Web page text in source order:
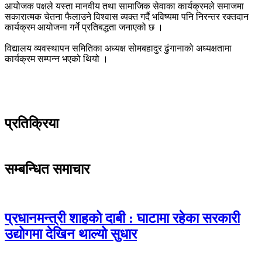
आयोजक पक्षले यस्ता मानवीय तथा सामाजिक सेवाका कार्यक्रमले समाजमा
सकारात्मक चेतना फैलाउने विश्वास व्यक्त गर्दै भविष्यमा पनि निरन्तर रक्तदान
कार्यक्रम आयोजना गर्ने प्रतिबद्धता जनाएको छ ।
विद्यालय व्यवस्थापन समितिका अध्यक्ष सोमबहादुर ढुंगानाको अध्यक्षतामा
कार्यक्रम सम्पन्न भएको थियो ।
प्रतिक्रिया
सम्बन्धित समाचार
प्रधानमन्त्री शाहको दाबी : घाटामा रहेका सरकारी
उद्योगमा देखिन थाल्यो सुधार